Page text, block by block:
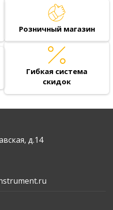
Розничный магазин
Гибкая система
скидок
д.14